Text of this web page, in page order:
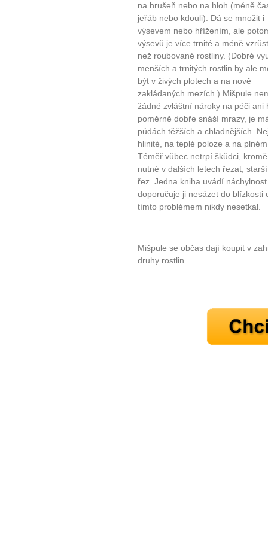
10 tipů
Jak mít více energie
na hrušeň nebo na hloh (méně
jeřáb nebo kdouli). Dá se množit i
výsevem nebo hřížením, ale
výsevů je více trnité a méně
než roubované rostliny. (Dobré
menších a trnitých rostlin by ale
být v živých plotech a na nově
zakládaných mezích.) Mišpule
žádné zvláštní nároky na péči
poměrně dobře snáší mrazy, je
půdách těžších a chladnějších.
hlinité, na teplé poloze a na
Téměř vůbec netrpí škůdci,
nutné v dalších letech řezat,
řez. Jedna kniha uvádí
doporučuje ji nesázet do blízkosti
tímto problémem nikdy nesetkal.
Mišpule se občas dají koupit v
druhy rostlin.